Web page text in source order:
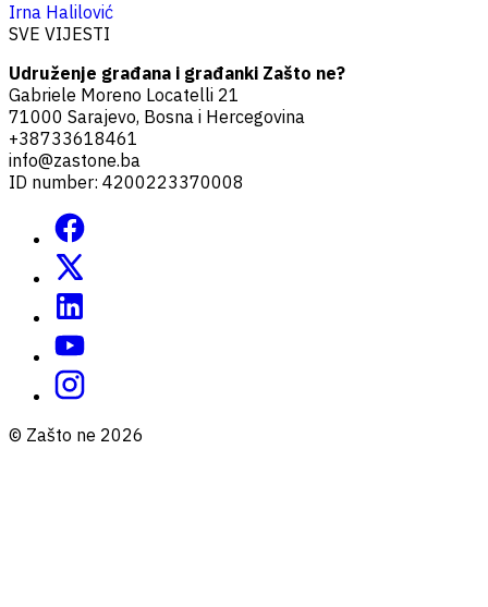
Irna Halilović
SVE VIJESTI
Udruženje građana i građanki Zašto ne?
Gabriele Moreno Locatelli 21
71000 Sarajevo, Bosna i Hercegovina
+38733618461
info@zastone.ba
ID number: 4200223370008
© Zašto ne 2026